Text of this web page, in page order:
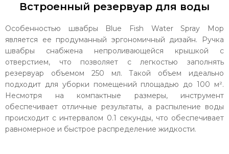
Встроенный резервуар для воды
Особенностью швабры Blue Fish Water Spray Mop
является ее продуманный эргономичный дизайн. Ручка
швабры снабжена непроливающейся крышкой с
отверстием, что позволяет с легкостью заполнять
резервуар объемом 250 мл. Такой объем идеально
подходит для уборки помещений площадью до 100 м².
Несмотря на компактные размеры, инструмент
обеспечивает отличные результаты, а распыление воды
происходит с интервалом 0.1 секунды, что обеспечивает
равномерное и быстрое распределение жидкости.